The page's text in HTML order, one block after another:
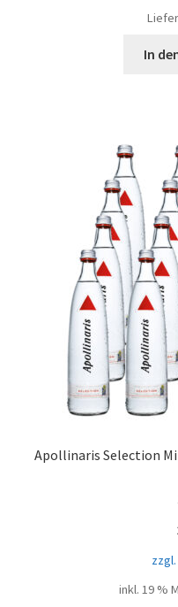
In
Apollinaris Selection
zzgl.
inkl. 19 %